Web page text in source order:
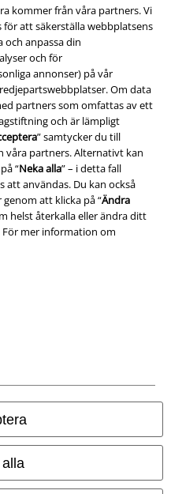
kommer från våra partners. Vi
att säkerställa webbplatsens
anpassa din
och för
annonser) på vår
Om data
partners som omfattas av ett
och är lämpligt
” samtycker du till
våra partners. Alternativt kan
“Neka alla” – i detta fall
att användas. Du kan också
att klicka på “Ändra
helst återkalla eller ändra ditt
För mer information om